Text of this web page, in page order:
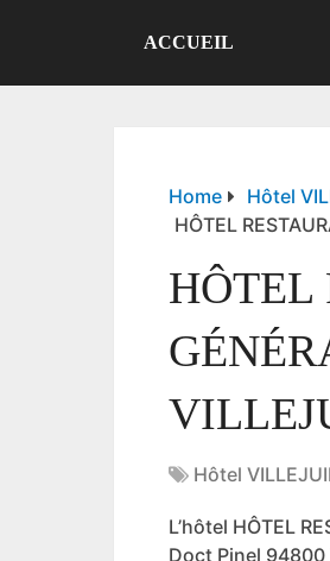
ACCUEIL
Home
Hôtel
HÔTEL
HÔTEL
Hôtel
L’hôtel HÔTEL
Doct Pinel 94800